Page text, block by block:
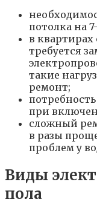
потолка на
в
требуется
такие
ремонт;
при
сложный
в разы
проблем у
Виды
пола